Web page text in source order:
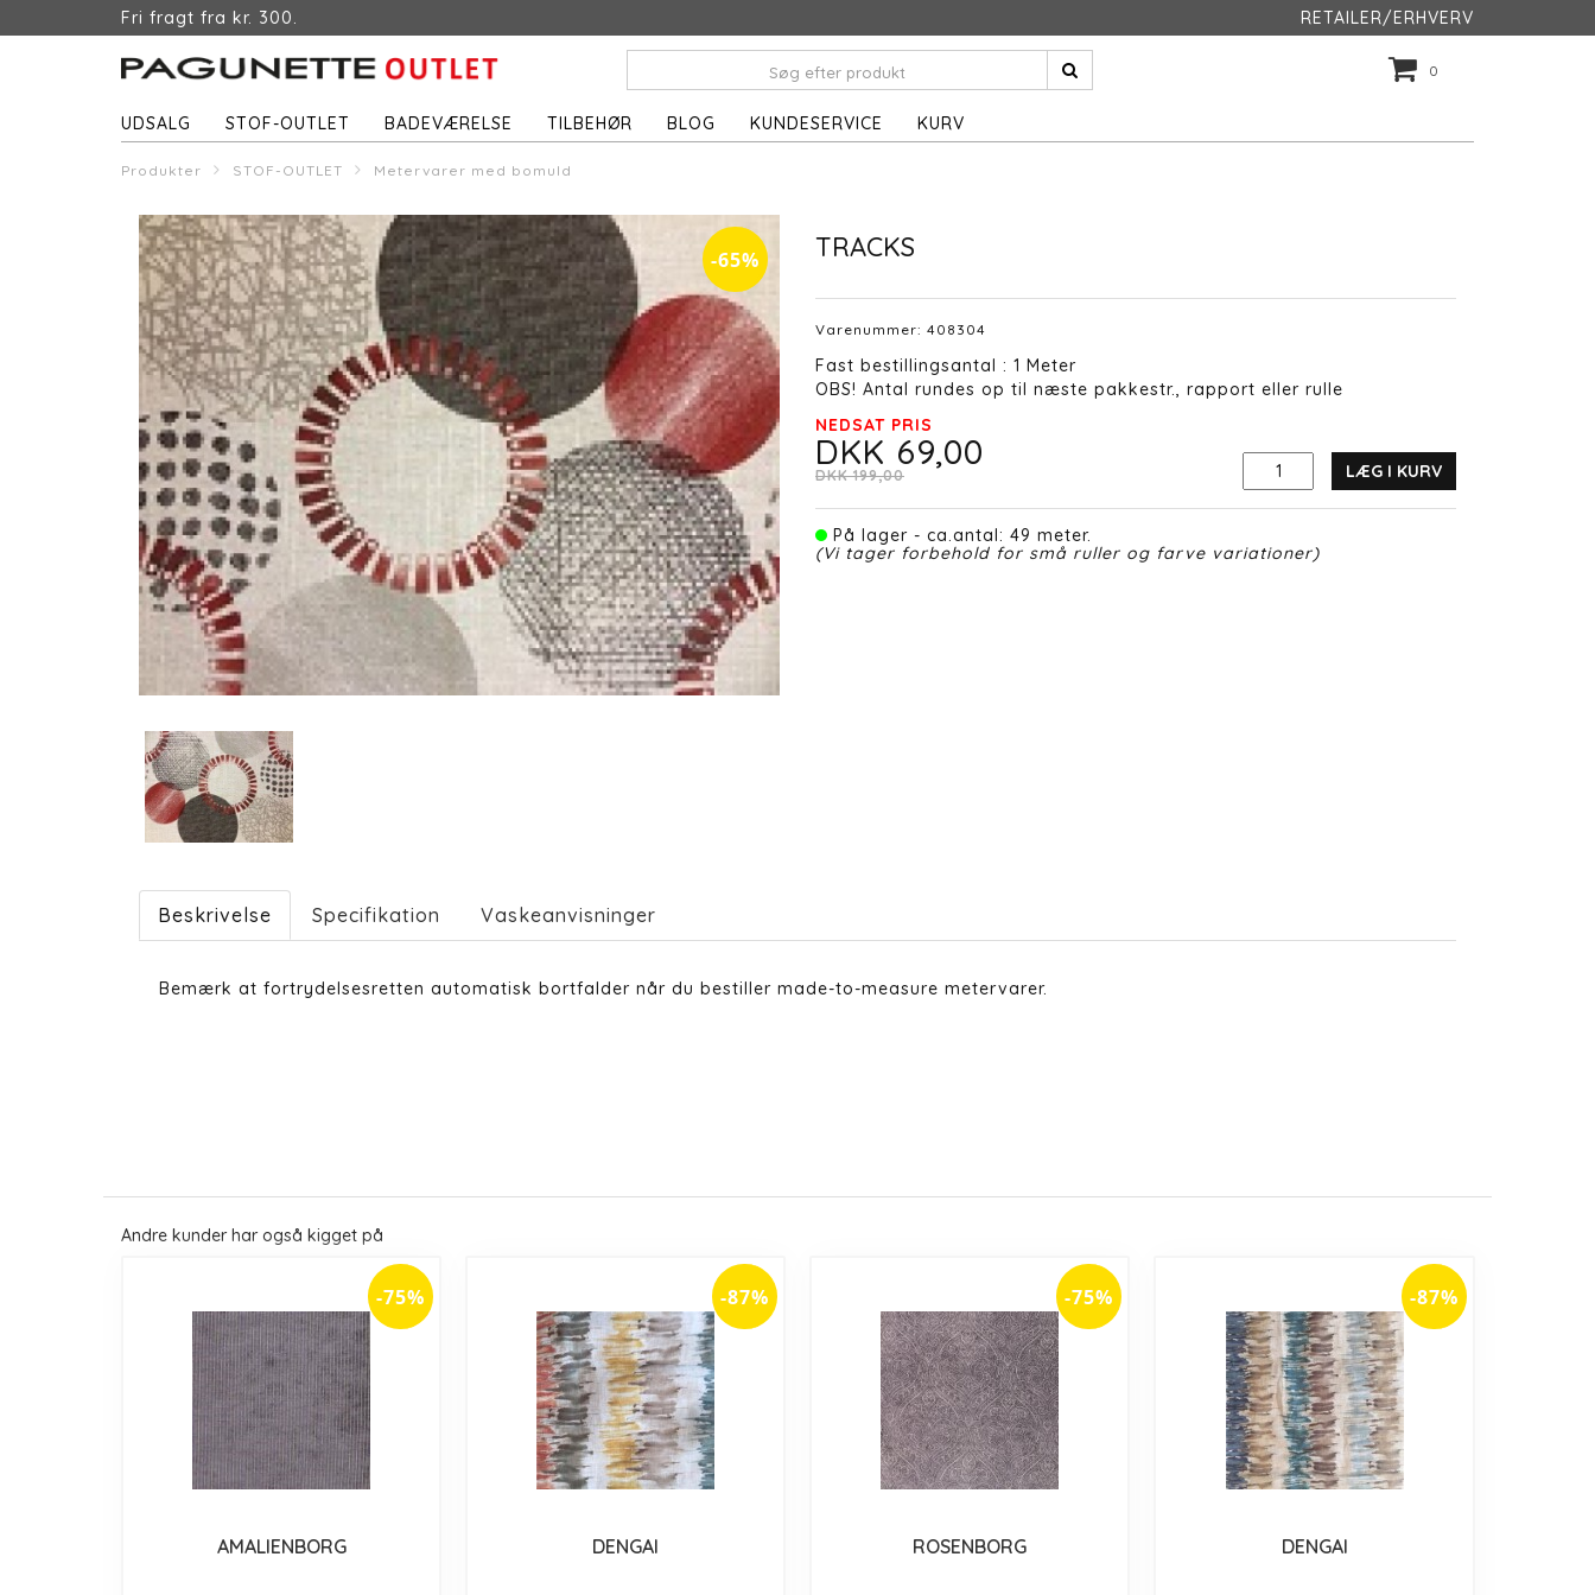
Fri fragt fra kr. 300. RETAILER/ERHVERV
0
UDSALG STOF-OUTLET BADEVÆRELSE TILBEHØR BLOG KUNDESERVICE KURV
Produkter STOF-OUTLET Metervarer med bomuld
-65% TRACKS
Varenummer: 408304
Fast bestillingsantal : 1 Meter
OBS! Antal rundes op til næste pakkestr., rapport eller rulle
NEDSAT PRIS
DKK 69,00
DKK 199,00 LÆG I KURV
På lager - ca.antal: 49 meter.
(Vi tager forbehold for små ruller og farve variationer)
Beskrivelse Specifikation Vaskeanvisninger
Bemærk at fortrydelsesretten automatisk bortfalder når du bestiller made-to-measure metervarer.
Andre kunder har også kigget på
-75%
AMALIENBORG
-87%
DENGAI
-75%
ROSENBORG
-87%
DENGAI